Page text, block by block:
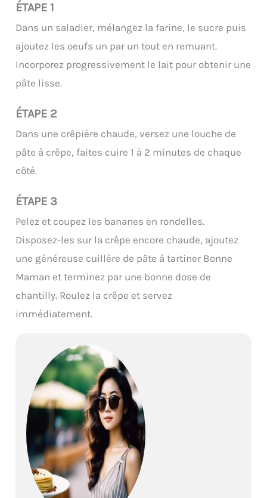
ÉTAPE 1
Dans un saladier, mélangez la farine, le sucre puis
ajoutez les oeufs un par un tout en remuant.
Incorporez progressivement le lait pour obtenir une
pâte lisse.
ÉTAPE 2
Dans une crêpière chaude, versez une louche de
pâte à crêpe, faites cuire 1 à 2 minutes de chaque
côté.
ÉTAPE 3
Pelez et coupez les bananes en rondelles.
Disposez-les sur la crêpe encore chaude, ajoutez
une généreuse cuillère de pâte à tartiner Bonne
Maman et terminez par une bonne dose de
chantilly. Roulez la crêpe et servez
immédiatement.